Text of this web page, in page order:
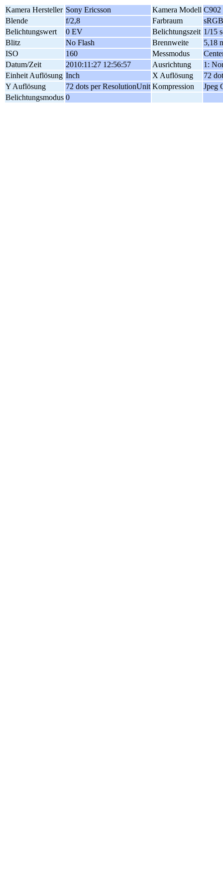
Kamera Hersteller Sony Ericsson Kamera Modell C902
Blende
f/2,8 Farbraum
sRGB
Belichtungswert
0 EV Belichtungszeit 1/15
Blitz
No Flash Brennweite
5,18
ISO
160 Messmodus
Datum/Zeit
2010:11:27 12:56:57 Ausrichtung
1:
Einheit Auflösung Inch X Auflösung
72
Y Auflösung
72 dots per ResolutionUnit Kompression
Jpeg
Belichtungsmodus 0